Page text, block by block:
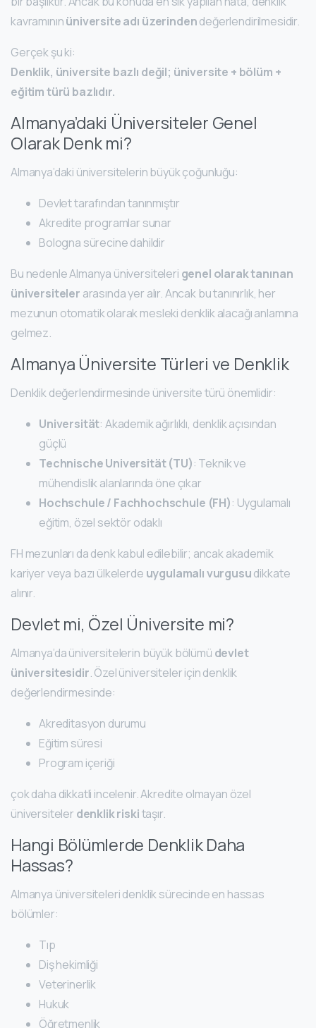
kavramınınüniversite adı üzerindendeğerlendirilmesidir.
Gerçek şu ki:
Denklik, üniversite bazlı değil; üniversite + bölüm +
eğitim türü bazlıdır.
Almanya’daki Üniversiteler Genel
Olarak Denk mi?
Almanya’daki üniversitelerin büyük çoğunluğu:
Devlet tarafından tanınmıştır
Akredite programlar sunar
Bologna sürecine dahildir
Bu nedenle Almanya üniversiteleri genel olarak tanınan
üniversiteler arasında yer alır. Ancak bu tanınırlık, her
mezunun otomatik olarak mesleki denklik alacağı anlamına
gelmez.
Almanya Üniversite Türleri ve Denklik
Denklik değerlendirmesinde üniversite türü önemlidir:
Universität: Akademik ağırlıklı, denklik açısından
güçlü
Technische Universität (TU): Teknik ve
mühendislik alanlarında öne çıkar
Hochschule / Fachhochschule (FH): Uygulamalı
eğitim, özel sektör odaklı
FH mezunları da denk kabul edilebilir; ancak akademik
kariyer veya bazı ülkelerde uygulamalı vurgusudikkate
alınır.
Devlet mi, Özel Üniversite mi?
Almanya’da üniversitelerin büyük bölümü devlet
üniversitesidir. Özel üniversiteler için denklik
değerlendirmesinde:
Akreditasyon durumu
Eğitim süresi
Program içeriği
çok daha dikkatli incelenir. Akredite olmayan özel
üniversiteler denklik riskitaşır.
Hangi Bölümlerde Denklik Daha
Hassas?
Almanya üniversiteleri denklik sürecinde en hassas
bölümler:
Tıp
Diş hekimliği
Veterinerlik
Hukuk
Öğretmenlik